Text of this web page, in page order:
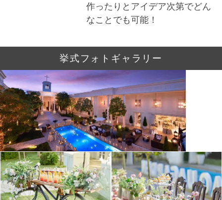
作ったりとアイデア次第でどん
なことでも可能！
挙式フォトギャラリー